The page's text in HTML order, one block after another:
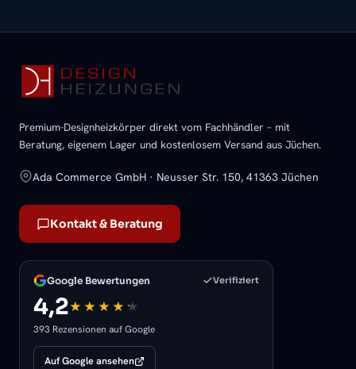
Premium-Designheizkörper direkt vom Fachhändler – mit
Beratung, eigenem Lager und kostenlosem Versand aus Jüchen.
Ada Commerce GmbH · Neusser Str. 150, 41363 Jüchen
Kontakt & Beratung
Google Bewertungen Verifiziert
4,2
393 Rezensionen auf Google
Auf Google ansehen